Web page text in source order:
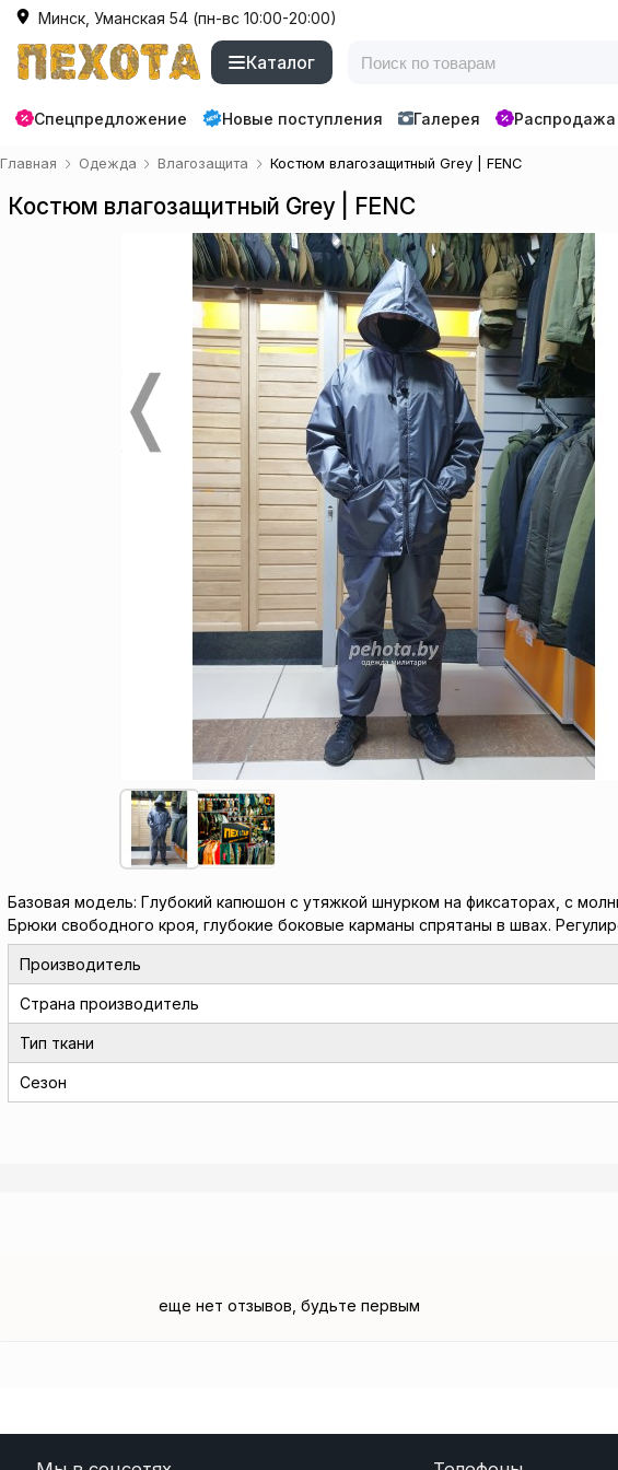
Минск, Уманская 54 (пн-вс 10:00-20:00)
Каталог
Спецпредложение Новые поступления Галерея Распродажа
Главная Одежда Влагозащита Костюм влагозащитный Grey | FENC
Костюм влагозащитный Grey | FENC
Базовая модель: Глубокий капюшон с утяжкой шнурком на фиксаторах, с
Брюки свободного кроя, глубокие боковые карманы спрятаны в швах.
Производитель
Страна производитель
Тип ткани
Сезон
еще нет отзывов, будьте первым